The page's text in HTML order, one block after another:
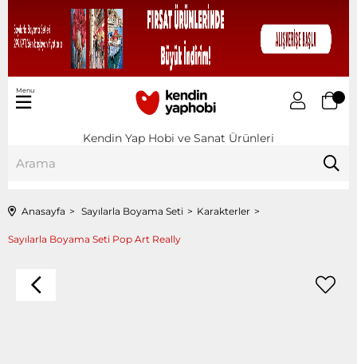
Kendin Yap Hobi ve Sanat Ürünleri
Menu
Anasayfa Sayılarla Boyama Seti Karakterler
Sayılarla Boyama Seti Pop Art Really